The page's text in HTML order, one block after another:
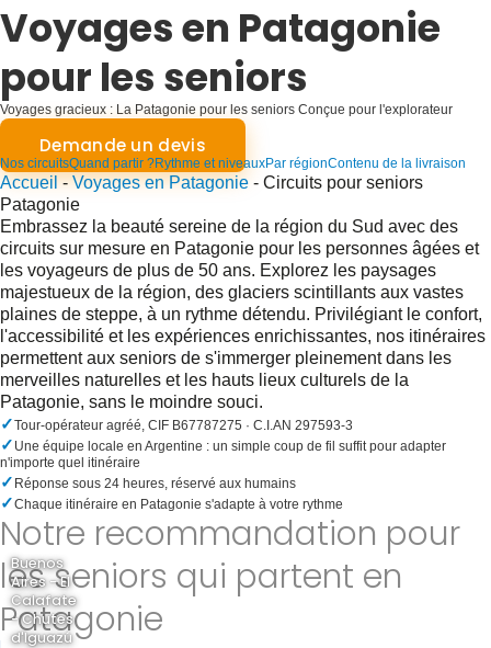
Voyages en Patagonie
pour les seniors
Voyages gracieux : La Patagonie pour les seniors Conçue pour l'explorateur
adulte
Demande un devis
Nos circuitsQuand partir ?Rythme et niveauxPar régionContenu de la livraison
Accueil-Voyages en Patagonie - Circuits pour seniors
Patagonie
Embrassez la beauté sereine de la région du Sud avec des
circuits sur mesure en Patagonie pour les personnes âgées et
les voyageurs de plus de 50 ans. Explorez les paysages
majestueux de la région, des glaciers scintillants aux vastes
plaines de steppe, à un rythme détendu. Privilégiant le confort,
l'accessibilité et les expériences enrichissantes, nos itinéraires
permettent aux seniors de s'immerger pleinement dans les
merveilles naturelles et les hauts lieux culturels de la
Patagonie, sans le moindre souci.
✓Tour-opérateur agréé, CIF B67787275 · C.I.AN 297593-3
✓ Une équipe locale en Argentine : un simple coup de fil suffit pour adapter
n'importe quel itinéraire
✓ Réponse sous 24 heures, réservé aux humains
✓Chaque itinéraire en Patagonie s'adapte à votre rythme
Notre recommandation pour
les seniors qui partent en
Patagonie
Buenos
Aires - El
Calafate
- Chutes
d'Iguazú